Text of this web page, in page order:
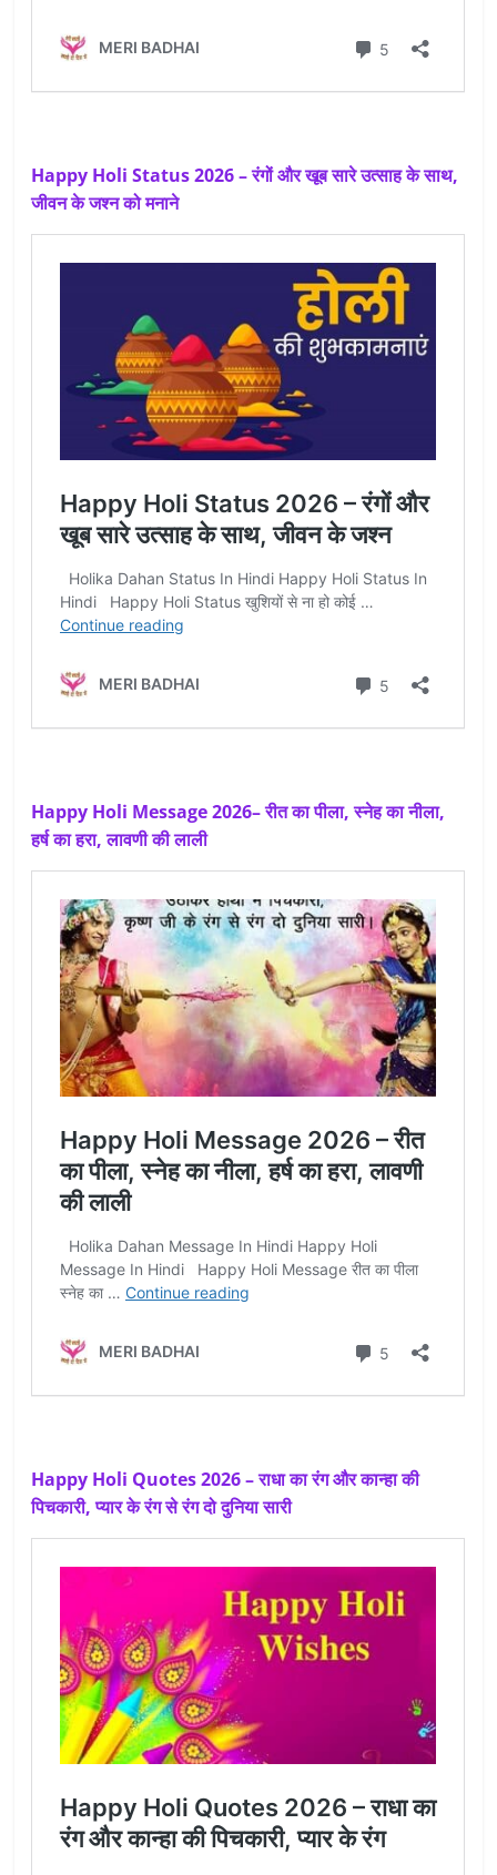
Happy Holi Status 2026 – रंगों और खूब सारे उत्साह के साथ,
जीवन के जश्न को मनाने
Happy Holi Message 2026– रीत का पीला, स्नेह का नीला,
हर्ष का हरा, लावणी की लाली
Happy Holi Quotes 2026 – राधा का रंग और कान्हा की
पिचकारी, प्यार के रंग से रंग दो दुनिया सारी